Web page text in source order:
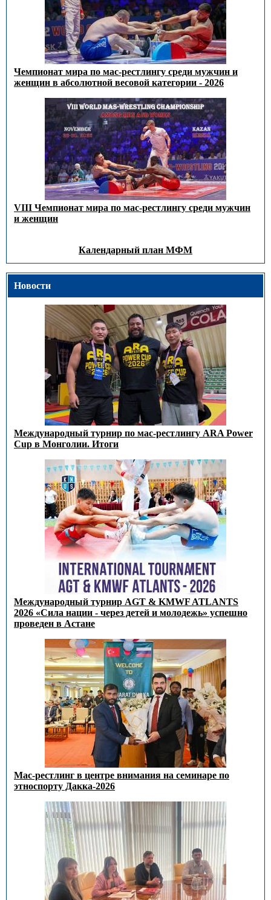
Чемпионат мира по мас-рестлингу среди мужчин и
женщин в абсолютной весовой категории - 2026
VIII Чемпионат мира по мас-рестлингу среди мужчин
и женщин
Календарный план МФМ
Новости
Международный турнир по мас-рестлингу ARA Power
Cup в Монголии. Итоги
Международный турнир AGT & KMWF ATLANTS
2026 «Сила нации - через детей и молодежь» успешно
проведен в Астане
Мас-рестлинг в центре внимания на семинаре по
этноспорту Дакка-2026